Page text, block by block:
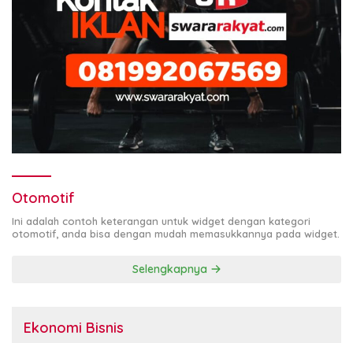
Otomotif
Ini adalah contoh keterangan untuk widget dengan kategori
otomotif, anda bisa dengan mudah memasukkannya pada widget.
Selengkapnya
Ekonomi Bisnis